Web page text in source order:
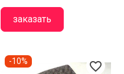
заказать
favorite_border
-10%